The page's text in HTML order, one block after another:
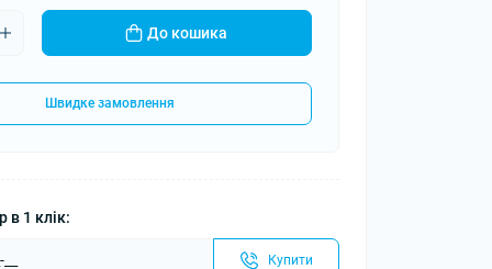
До кошика
Швидке замовлення
в 1 клік:
Купити